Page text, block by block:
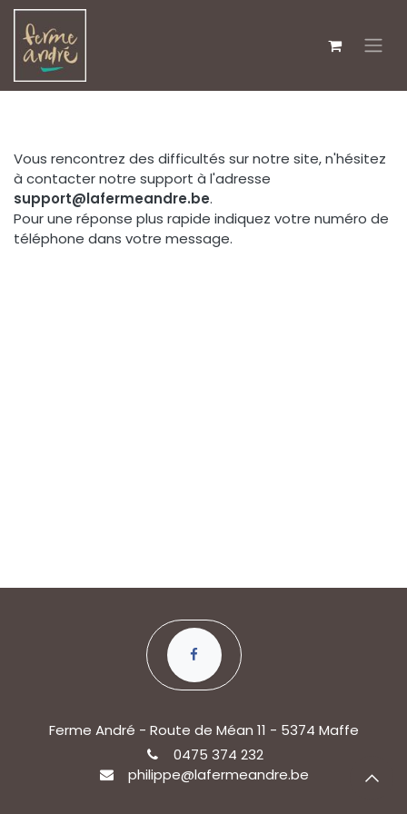
Se rendre au contenu
Vous rencontrez des difficultés sur notre site, n'hésitez
à contacter notre support à l'adresse
support@lafermeandre.be.
Pour une réponse plus rapide indiquez votre numéro de
téléphone dans votre message.
Ferme André - Route de Méan 11 - 5374 Maffe
0475 374 232
philippe@lafermeandre.be